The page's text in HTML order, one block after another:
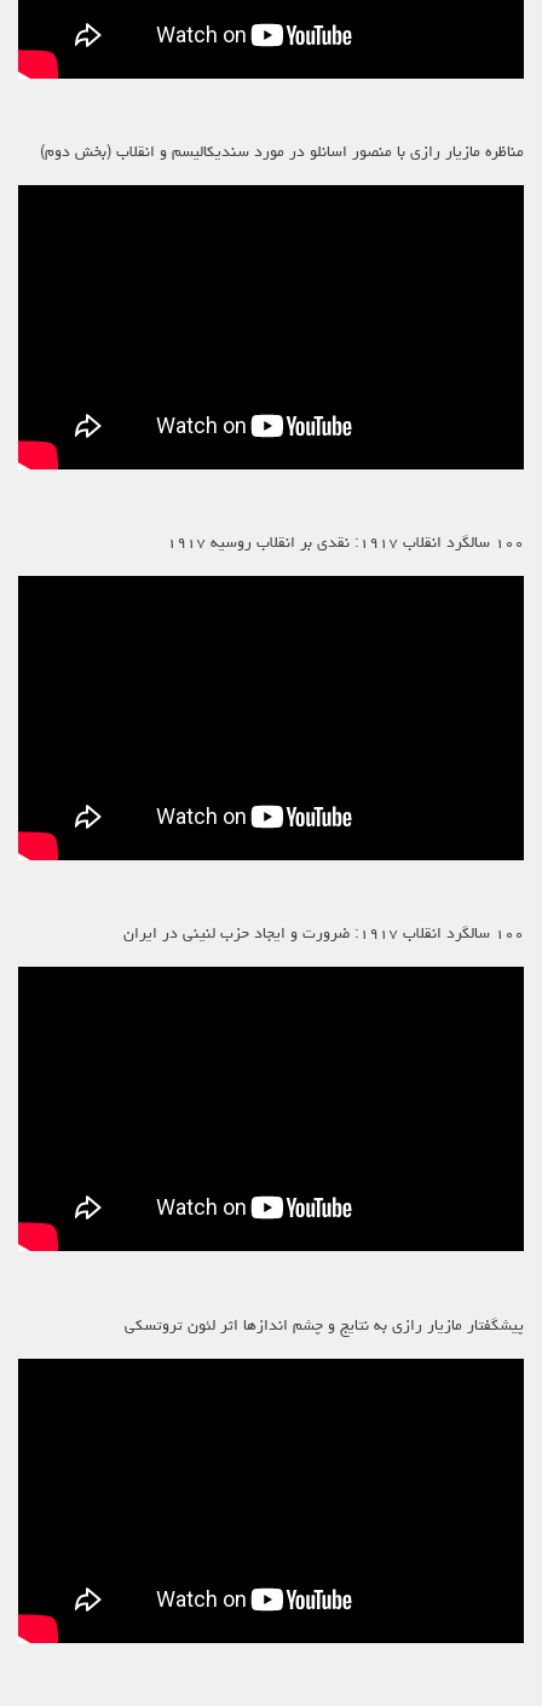
مناظره مازیار رازی با منصور اسانلو در مورد سندیکالیسم و انقلاب (بخش دوم)
۱۰۰ سالگرد انقلاب ۱۹۱۷: نقدی بر انقلاب روسیه ۱۹۱۷
۱۰۰ سالگرد انقلاب ۱۹۱۷: ضرورت و ایجاد حزب لنینی در ایران
پیشگفتار مازیار رازی به نتایج و چشم اندازها اثر لئون تروتسکی